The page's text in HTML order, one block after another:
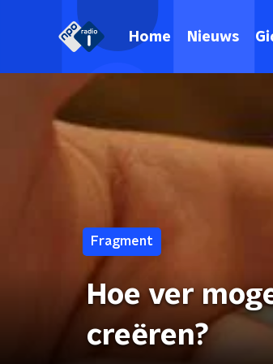
Home Nieuws
Fragment
Hoe ver
creëren?